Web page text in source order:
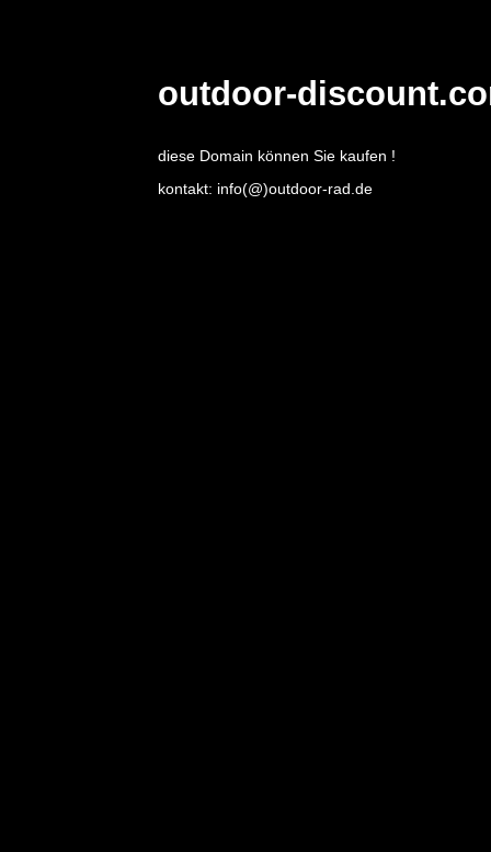
outdoor-
diese Domain können Sie kaufen !
kontakt: info(@)outdoor-rad.de